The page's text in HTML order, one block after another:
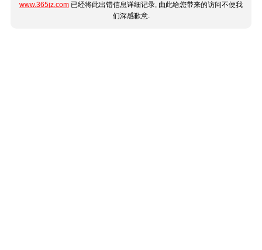
www.365jz.com 已经将此出错信息详细记录, 由此给您带来的访问不便我
们深感歉意.